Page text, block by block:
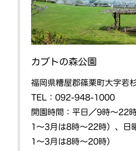
カブトの森公園
福岡県糟屋郡篠栗町大字若
TEL：092-948-1000
開園時間：平日／9時〜22
1〜3月は8時〜22時）、日
1〜3月は8時〜20時）